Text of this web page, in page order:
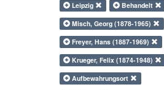
Leipzig
Behandelt
Misch, Georg (1878-1965)
Freyer, Hans (1887-1969)
Krueger, Felix (1874-1948)
Aufbewahrungsort